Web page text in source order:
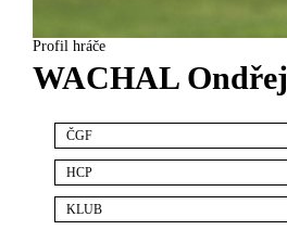
Profil hráče
WACHAL Ondřej
ČGF
HCP
KLUB